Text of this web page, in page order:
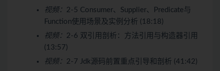
视频： 2-5 Consumer、Supplier、Predicate与
Function使用场景及实例分析 (18:18)
视频： 2-6 双引用剖析：方法引用与构造器引用
(13:57)
视频： 2-7 Jdk源码前置重点引导和剖析 (41:42)